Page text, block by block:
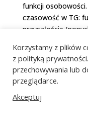
funkcji
czasowość w TG:
przyszłością
funkcja ego czyni
decyduje o
rodzinami
na powyższej
Korzystamy z plików
z polityką
przechowywania lub
przeglądarce.
Akceptuj